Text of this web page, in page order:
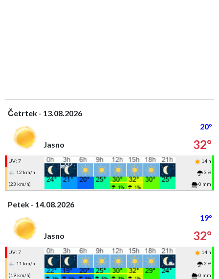
Četrtek - 13.08.2026
20°
Jasno
32°
UV: 7
14 h
12 km/h
3 %
(23 km/h)
0 mm
Petek - 14.08.2026
19°
Jasno
32°
UV: 7
14 h
11 km/h
2 %
(19 km/h)
0 mm